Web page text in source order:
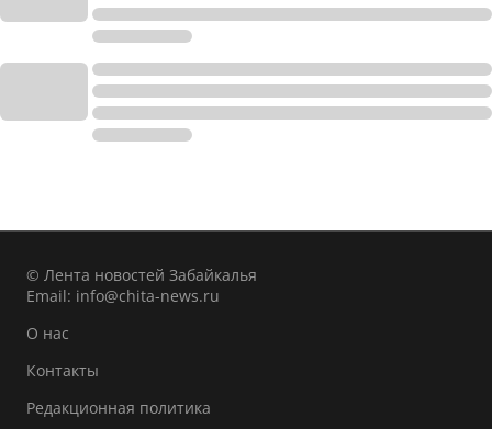
© Лента новостей Забайкалья
Email: info@chita-news.ru
О нас
Контакты
Редакционная политика